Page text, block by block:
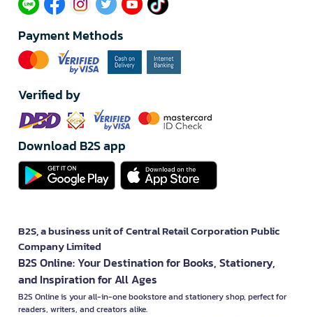
Payment Methods
Verified by
Download B2S app
B2S, a business unit of Central Retail Corporation Public
Company Limited
B2S Online: Your Destination for Books, Stationery,
and Inspiration for All Ages
B2S Online is your all-in-one bookstore and stationery shop, perfect for
readers, writers, and creators alike.